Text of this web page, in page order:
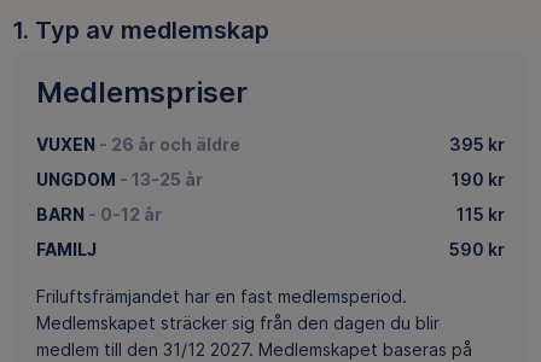
Typ av medlemskap
Medlemspriser
VUXEN - 26 år och äldre
395 kr
UNGDOM - 13-25 år
190 kr
BARN - 0-12 år
115 kr
FAMILJ
590 kr
Friluftsfrämjandet har en fast medlemsperiod.
Medlemskapet sträcker sig från den dagen du blir
medlem till den 31/12 2027. Medlemskapet baseras på